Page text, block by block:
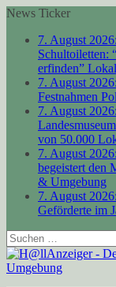
News Ticker
7. August 2026:
Schultoiletten:
erfinden”
7. August 2026:
Festnahmen
7. August 2026:
von 50.000
7. August 2026:
begeistert den
& Umgebung
7. August 2026:
Geförderte im
Suchen
nach: